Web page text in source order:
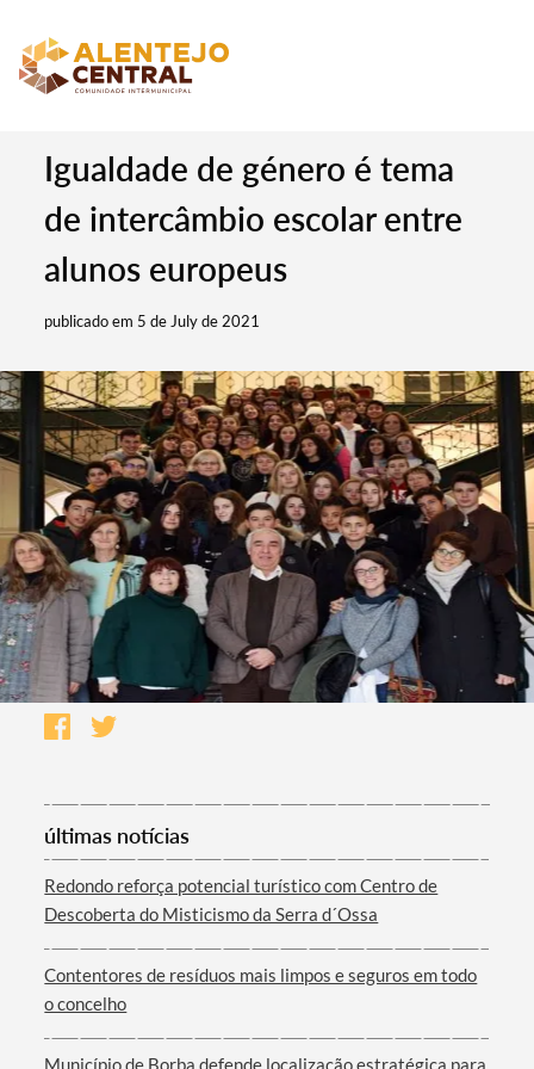
Igualdade de género é tema
de intercâmbio escolar entre
alunos europeus
publicado em 5 de July de 2021
últimas notícias
Redondo reforça potencial turístico com Centro de
Descoberta do Misticismo da Serra d´Ossa
Contentores de resíduos mais limpos e seguros em todo
o concelho
Município de Borba defende localização estratégica para